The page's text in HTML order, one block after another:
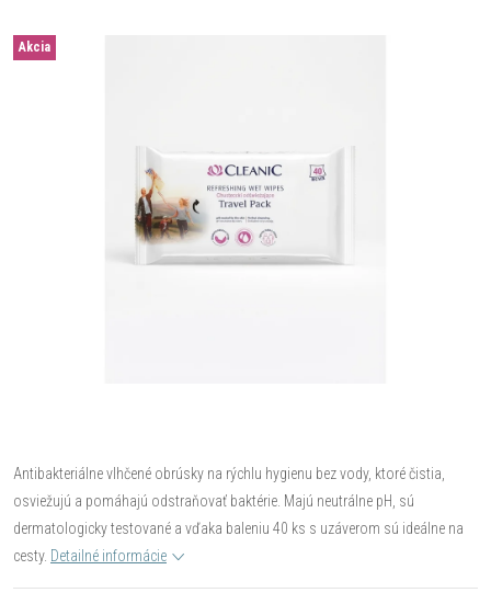
Akcia
Antibakteriálne vlhčené obrúsky na rýchlu hygienu bez vody, ktoré čistia,
osviežujú a pomáhajú odstraňovať baktérie. Majú neutrálne pH, sú
dermatologicky testované a vďaka baleniu 40 ks s uzáverom sú ideálne na
cesty. Detailné informácie